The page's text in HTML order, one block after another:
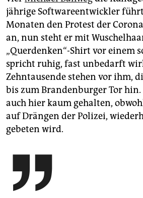
jährige Softwareentwickler
Monaten den Protest der
an, nun steht er mit
„Querdenken“-Shirt vor einem
spricht ruhig, fast unbedarft
Zehntausende stehen vor ihm,
bis zum Brandenburger Tor
auch hier kaum gehalten,
auf ­Drängen der Polizei,
gebeten wird.
